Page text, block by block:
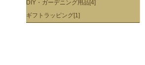
DIY・ガーデニング用品[4]
ギフトラッピング[1]